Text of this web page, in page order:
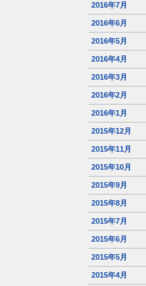
2016年7月
2016年6月
2016年5月
2016年4月
2016年3月
2016年2月
2016年1月
2015年12月
2015年11月
2015年10月
2015年9月
2015年8月
2015年7月
2015年6月
2015年5月
2015年4月